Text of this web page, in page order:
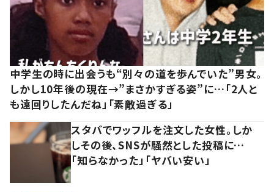
中学生の時に出会うも“別々の道を歩んでいた”男女。
しかし10年後の現在→”まさかすぎる姿”に…「2人と
も遠回りしたんだね」「素敵過ぎる」
スタバでワッフルを注文した女性。しか
しその後、SNSが騒然とした投稿に…
「知らなかった」「ヤバい安い」